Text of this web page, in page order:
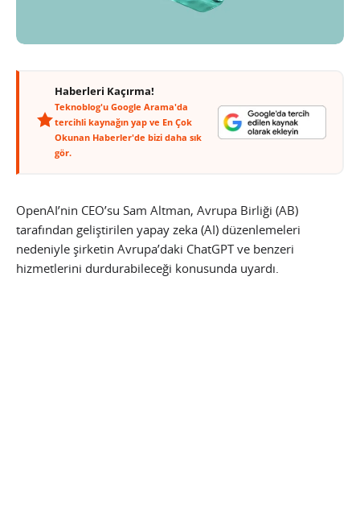
Haberleri Kaçırma!
Teknoblog'u Google Arama'da
tercihli kaynağın yap ve En Çok
Okunan Haberler'de bizi daha sık
gör.
OpenAI’nin CEO’su Sam Altman, Avrupa Birliği (AB)
tarafından geliştirilen yapay zeka (AI) düzenlemeleri
nedeniyle şirketin Avrupa’daki ChatGPT ve benzeri
hizmetlerini durdurabileceği konusunda uyardı.